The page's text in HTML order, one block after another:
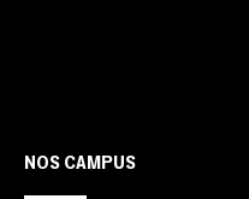
NOS CAMPUS